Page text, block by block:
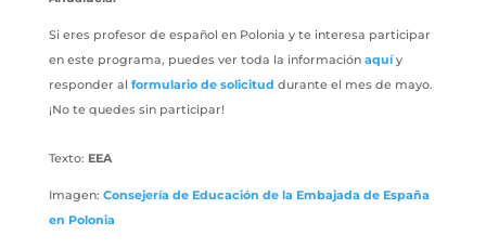
Si eres profesor de español en Polonia y te interesa participar
en este programa, puedes ver toda la información aquí y
responder al formulario de solicitud durante el mes de mayo.
¡No te quedes sin participar!
Texto: EEA
Imagen: Consejería de Educación de la Embajada de España
en Polonia